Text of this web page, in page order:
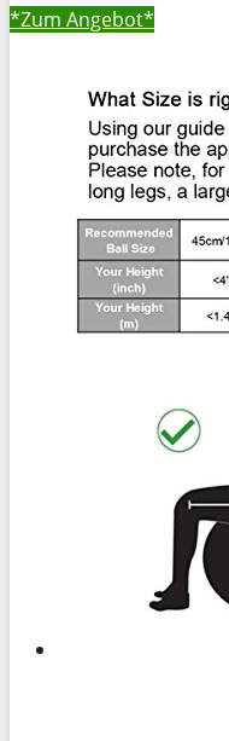
*Zum Angebot*